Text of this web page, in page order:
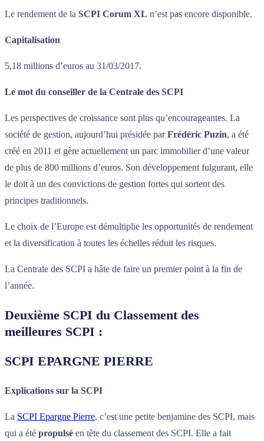
Le rendement de la SCPI Corum XL n’est pas encore disponible.
Capitalisation
5,18 millions d’euros au 31/03/2017.
Le mot du conseiller de la Centrale des SCPI
Les perspectives de croissance sont plus qu’encourageantes. La
société de gestion, aujourd’hui présidée parFrédéric Puzin, a été
créé en 2011 et gère actuellement un parc immobilier d’une valeur
de plus de 800 millions d’euros. Son développement fulgurant, elle
le doit à un des convictions de gestion fortes qui sortent des
principes traditionnels.
Le choix de l’Europe est démultiplie les opportunités de rendement
et la diversification à toutes les échelles réduit les risques.
La Centrale des SCPI a hâte de faire un premier point à la fin de
l’année.
Deuxième SCPI du Classement des
meilleures SCPI :
SCPI EPARGNE PIERRE
Explications sur la SCPI
La SCPI Epargne Pierre, c’est une petite benjamine des SCPI, mais
qui a été propulsé en tête du classement des SCPI. Elle a fait